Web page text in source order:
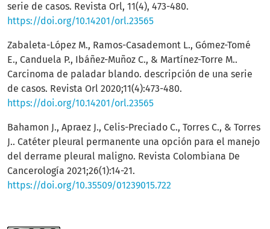
serie de casos. Revista Orl, 11(4), 473-480.
https://doi.org/10.14201/orl.23565
Zabaleta-López M., Ramos-Casademont L., Gómez-Tomé
E., Canduela P., Ibáñez-Muñoz C., & Martínez-Torre M..
Carcinoma de paladar blando. descripción de una serie
de casos. Revista Orl 2020;11(4):473-480.
https://doi.org/10.14201/orl.23565
Bahamon J., Apraez J., Celis-Preciado C., Torres C., & Torres
J.. Catéter pleural permanente una opción para el manejo
del derrame pleural maligno. Revista Colombiana De
Cancerología 2021;26(1):14-21.
https://doi.org/10.35509/01239015.722